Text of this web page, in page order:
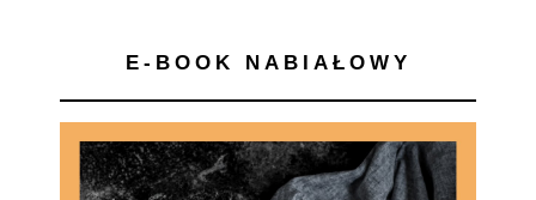
E-BOOK NABIAŁOWY